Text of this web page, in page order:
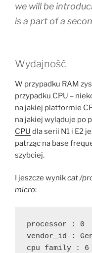
we will be
is a part of a
Wydajność
W przypadku RAM
przypadku CPU –
na jakiej platformie
na jakiej wyląduje po
CPU dla serii N1 i E2
patrząc na base
szybciej.
I jeszcze wynikcat /
micro:
processor : 0
vendor_id :
cpu family : 6